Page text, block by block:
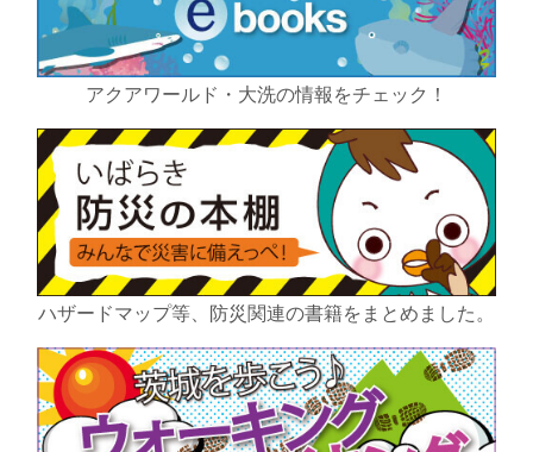
アクアワールド・大洗の情報をチェック！
ハザードマップ等、防災関連の書籍をまとめました。